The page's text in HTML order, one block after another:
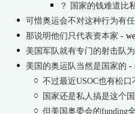
？ 国家的钱难道比
可惜奥运会不对这种行为有
那说明他们只代表资本家 -
美国军队就有专门的射击队
美国的奥运队当然是国家的 -
不过最近USOC也有松
国家还是私人搞是这个
但美国奥委会的funding